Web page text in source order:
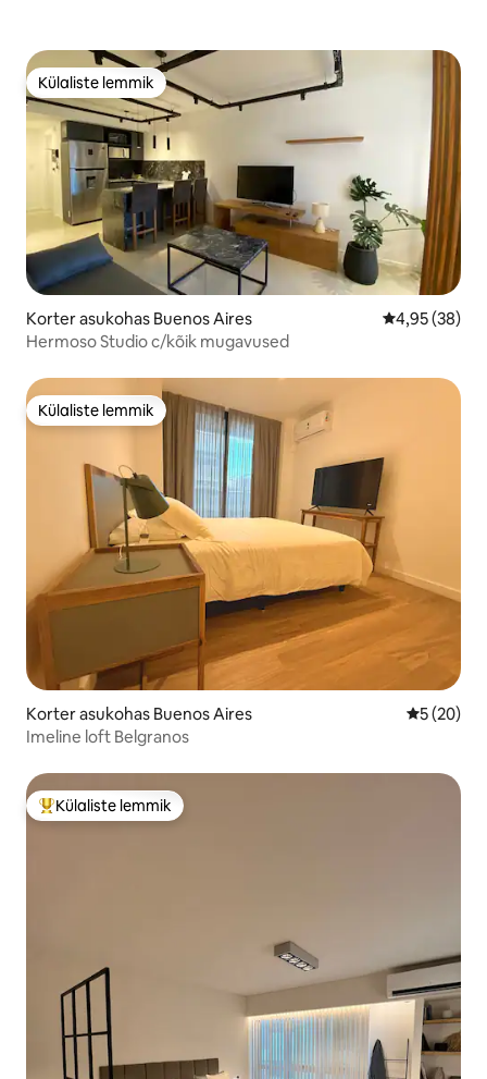
Külaliste lemmik
Külaliste lemmik
Korter asukohas Buenos Aires Keskmine
4,95 (38)
Hermoso Studio c/kõik mugavused
Külaliste lemmik
Külaliste lemmik
Korter asukohas Buenos Aires Keskmine
5 (20)
Imeline loft Belgranos
Külaliste suur lemmik
Külaliste lemmik